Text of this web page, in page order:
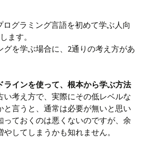
ログラミング言語を初めて学ぶ人向
ます。
グを学ぶ場合に、2通りの考え方があ
ラインを使って、根本から学ぶ方法
い考え方で、実際にその低レベルな
と言うと、通常は必要が無いと思い
っておくのは悪くないのですが、余
してしまうかも知れません。